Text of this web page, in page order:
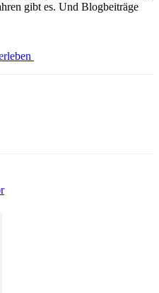
gibt es. Und Blogbeiträge